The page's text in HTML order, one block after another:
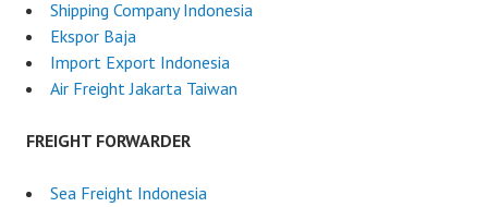
Shipping Company Indonesia
Ekspor Baja
Import Export Indonesia
Air Freight Jakarta Taiwan
FREIGHT FORWARDER
Sea Freight Indonesia